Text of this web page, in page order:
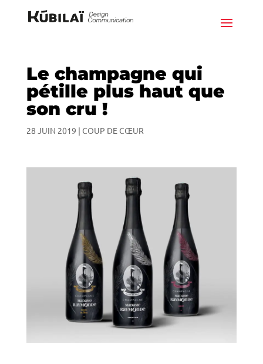
Le champagne qui
pétille plus haut que
son cru !
28 JUIN 2019 | COUP DE CŒUR